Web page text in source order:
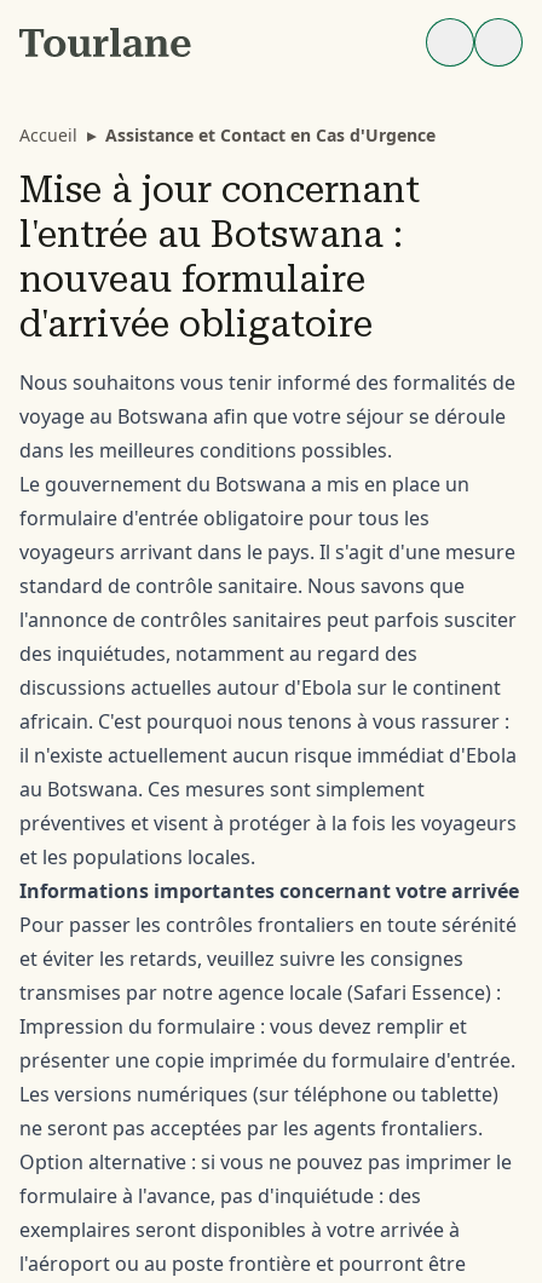
Accueil ▸ Assistance et Contact en Cas d'Urgence
Mise à jour concernant
l'entrée au Botswana :
nouveau formulaire
d'arrivée obligatoire
Nous souhaitons vous tenir informé des formalités de
voyage au Botswana afin que votre séjour se déroule
dans les meilleures conditions possibles.
Le gouvernement du Botswana a mis en place un
formulaire d'entrée obligatoire pour tous les
voyageurs arrivant dans le pays. Il s'agit d'une mesure
standard de contrôle sanitaire. Nous savons que
l'annonce de contrôles sanitaires peut parfois susciter
des inquiétudes, notamment au regard des
discussions actuelles autour d'Ebola sur le continent
africain. C'est pourquoi nous tenons à vous rassurer :
il n'existe actuellement aucun risque immédiat d'Ebola
au Botswana. Ces mesures sont simplement
préventives et visent à protéger à la fois les voyageurs
et les populations locales.
Informations importantes concernant votre arrivée
Pour passer les contrôles frontaliers en toute sérénité
et éviter les retards, veuillez suivre les consignes
transmises par notre agence locale (Safari Essence) :
Impression du formulaire : vous devez remplir et
présenter une copie imprimée du formulaire d'entrée.
Les versions numériques (sur téléphone ou tablette)
ne seront pas acceptées par les agents frontaliers.
Option alternative : si vous ne pouvez pas imprimer le
formulaire à l'avance, pas d'inquiétude : des
exemplaires seront disponibles à votre arrivée à
l'aéroport ou au poste frontière et pourront être